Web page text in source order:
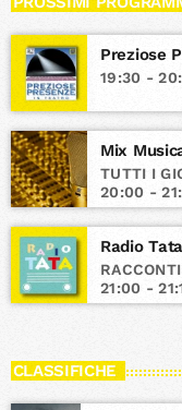
Preziose
19:30 -
Mix
TUTTI I
20:00 -
Radio Tata
21:00 -
CLASSIFICHE